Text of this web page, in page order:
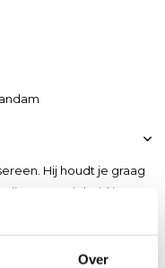
Over
Hij houdt je graag
aanwezigheid is
mis je hem meteen. De
en hoogwaardig
heel belangrijk.